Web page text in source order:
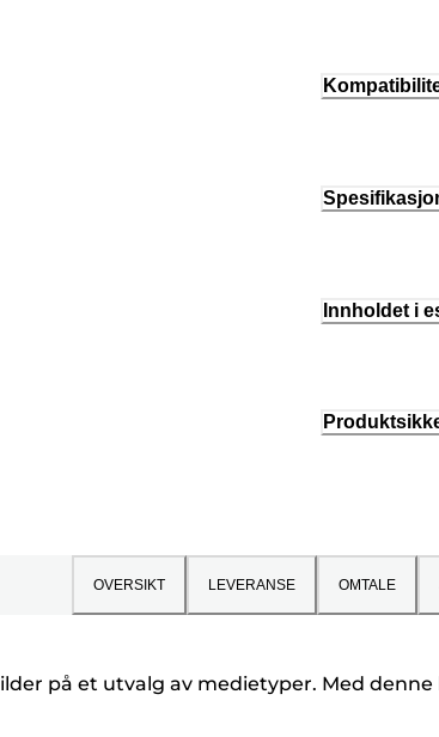
Innholdet i
OVERSIKT LEVERANSE OMTALE
på et utvalg av medietyper. Med